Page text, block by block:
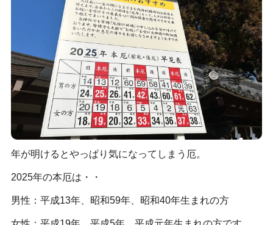
年が明けるとやっぱり気になってしまう厄。
2025年の本厄は・・
男性：平成13年、昭和59年、昭和40年生まれの方